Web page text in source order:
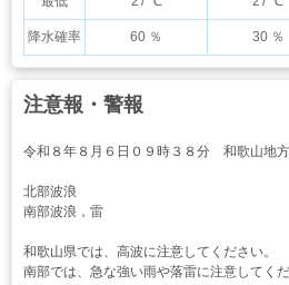
降水確率 60 ％ 30 ％
注意報・警報
令和８年８月６日０９時３８分 和歌山地
北部波浪
南部波浪，雷
和歌山県では、高波に注意してください。
南部では、急な強い雨や落雷に注意してくだ